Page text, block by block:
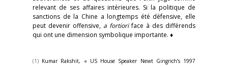
relevant de ses affaires intérieures. Si la politique de
sanctions de la Chine a longtemps été défensive, elle
peut devenir offensive, a fortioriface à des différends
qui ont une dimension symbolique importante. ♦
(1) Kumar Rakshit, « US House Speaker Newt Gingrich’s 1997